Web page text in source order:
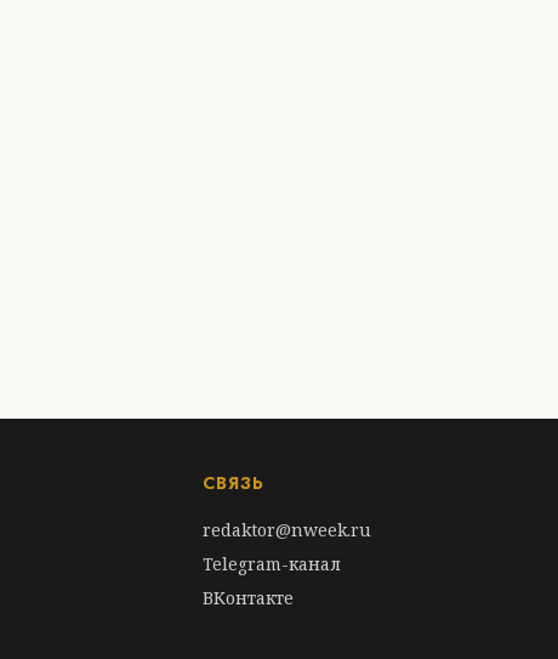
СВЯЗЬ
redaktor@nweek.ru
Telegram-канал
ВКонтакте